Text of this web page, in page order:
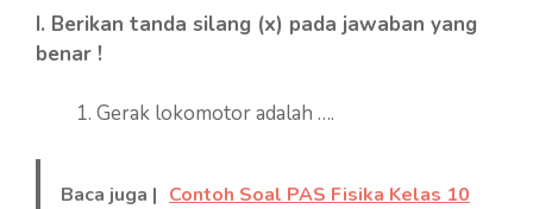
I. Berikan tanda silang (x) pada jawaban yang
benar !
Gerak lokomotor adalah ….
Baca juga | Contoh Soal PAS Fisika Kelas 10